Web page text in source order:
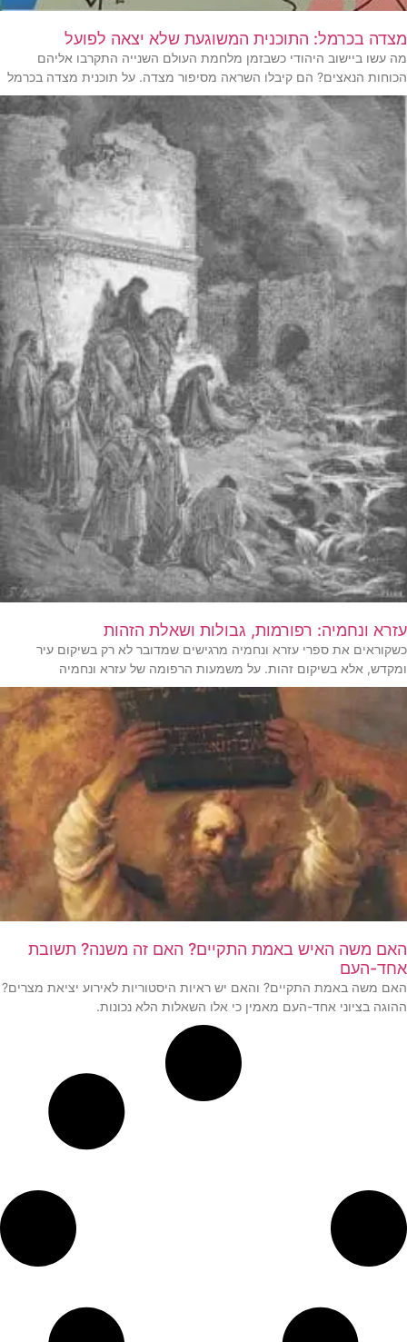
מצדה בכרמל: התוכנית המשוגעת שלא יצאה לפועל
מה עשו ביישוב היהודי כשבזמן מלחמת העולם השנייה התקרבו אליהם
הכוחות הנאצים? הם קיבלו השראה מסיפור מצדה. על תוכנית מצדה בכרמל
עזרא ונחמיה: רפורמות, גבולות ושאלת הזהות
כשקוראים את ספרי עזרא ונחמיה מרגישים שמדובר לא רק בשיקום עיר
ומקדש, אלא בשיקום זהות. על משמעות הרפומה של עזרא ונחמיה
האם משה האיש באמת התקיים? האם זה משנה? תשובת
אחד-העם
האם משה באמת התקיים? והאם יש ראיות היסטוריות לאירוע יציאת מצרים?
ההוגה בציוני אחד-העם מאמין כי אלו השאלות הלא נכונות.